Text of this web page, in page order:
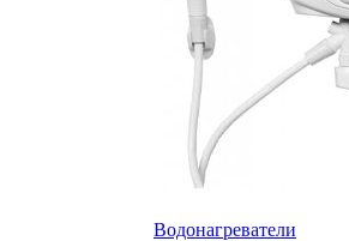
Водонагреватели